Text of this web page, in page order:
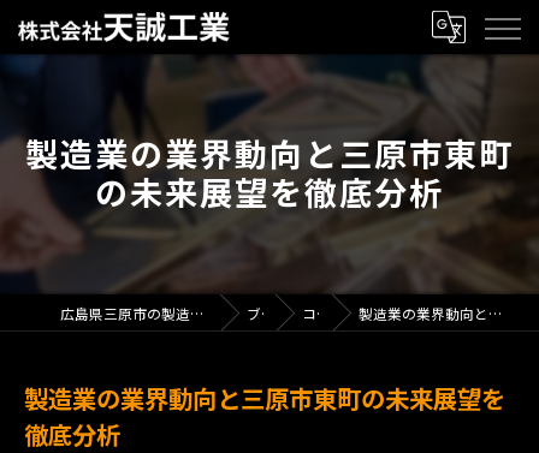
製造業の業界動向と三原市東町
の未来展望を徹底分析
広島県三原市の製造業で求人なら株式会社天誠工業 ブログ コラム 製造業の業界動向と三原市東町の未来展望を徹底分析
製造業の業界動向と三原市東町の未来展望を
徹底分析